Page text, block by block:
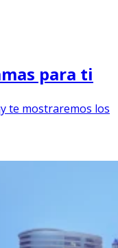
para ti
te mostraremos los